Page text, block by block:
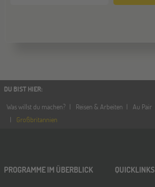
DU BIST HIER:
Was willst du machen?
Reisen & Arbeiten Au Pair
Großbritannien
PROGRAMME IM ÜBERBLICK QUICKLINKS